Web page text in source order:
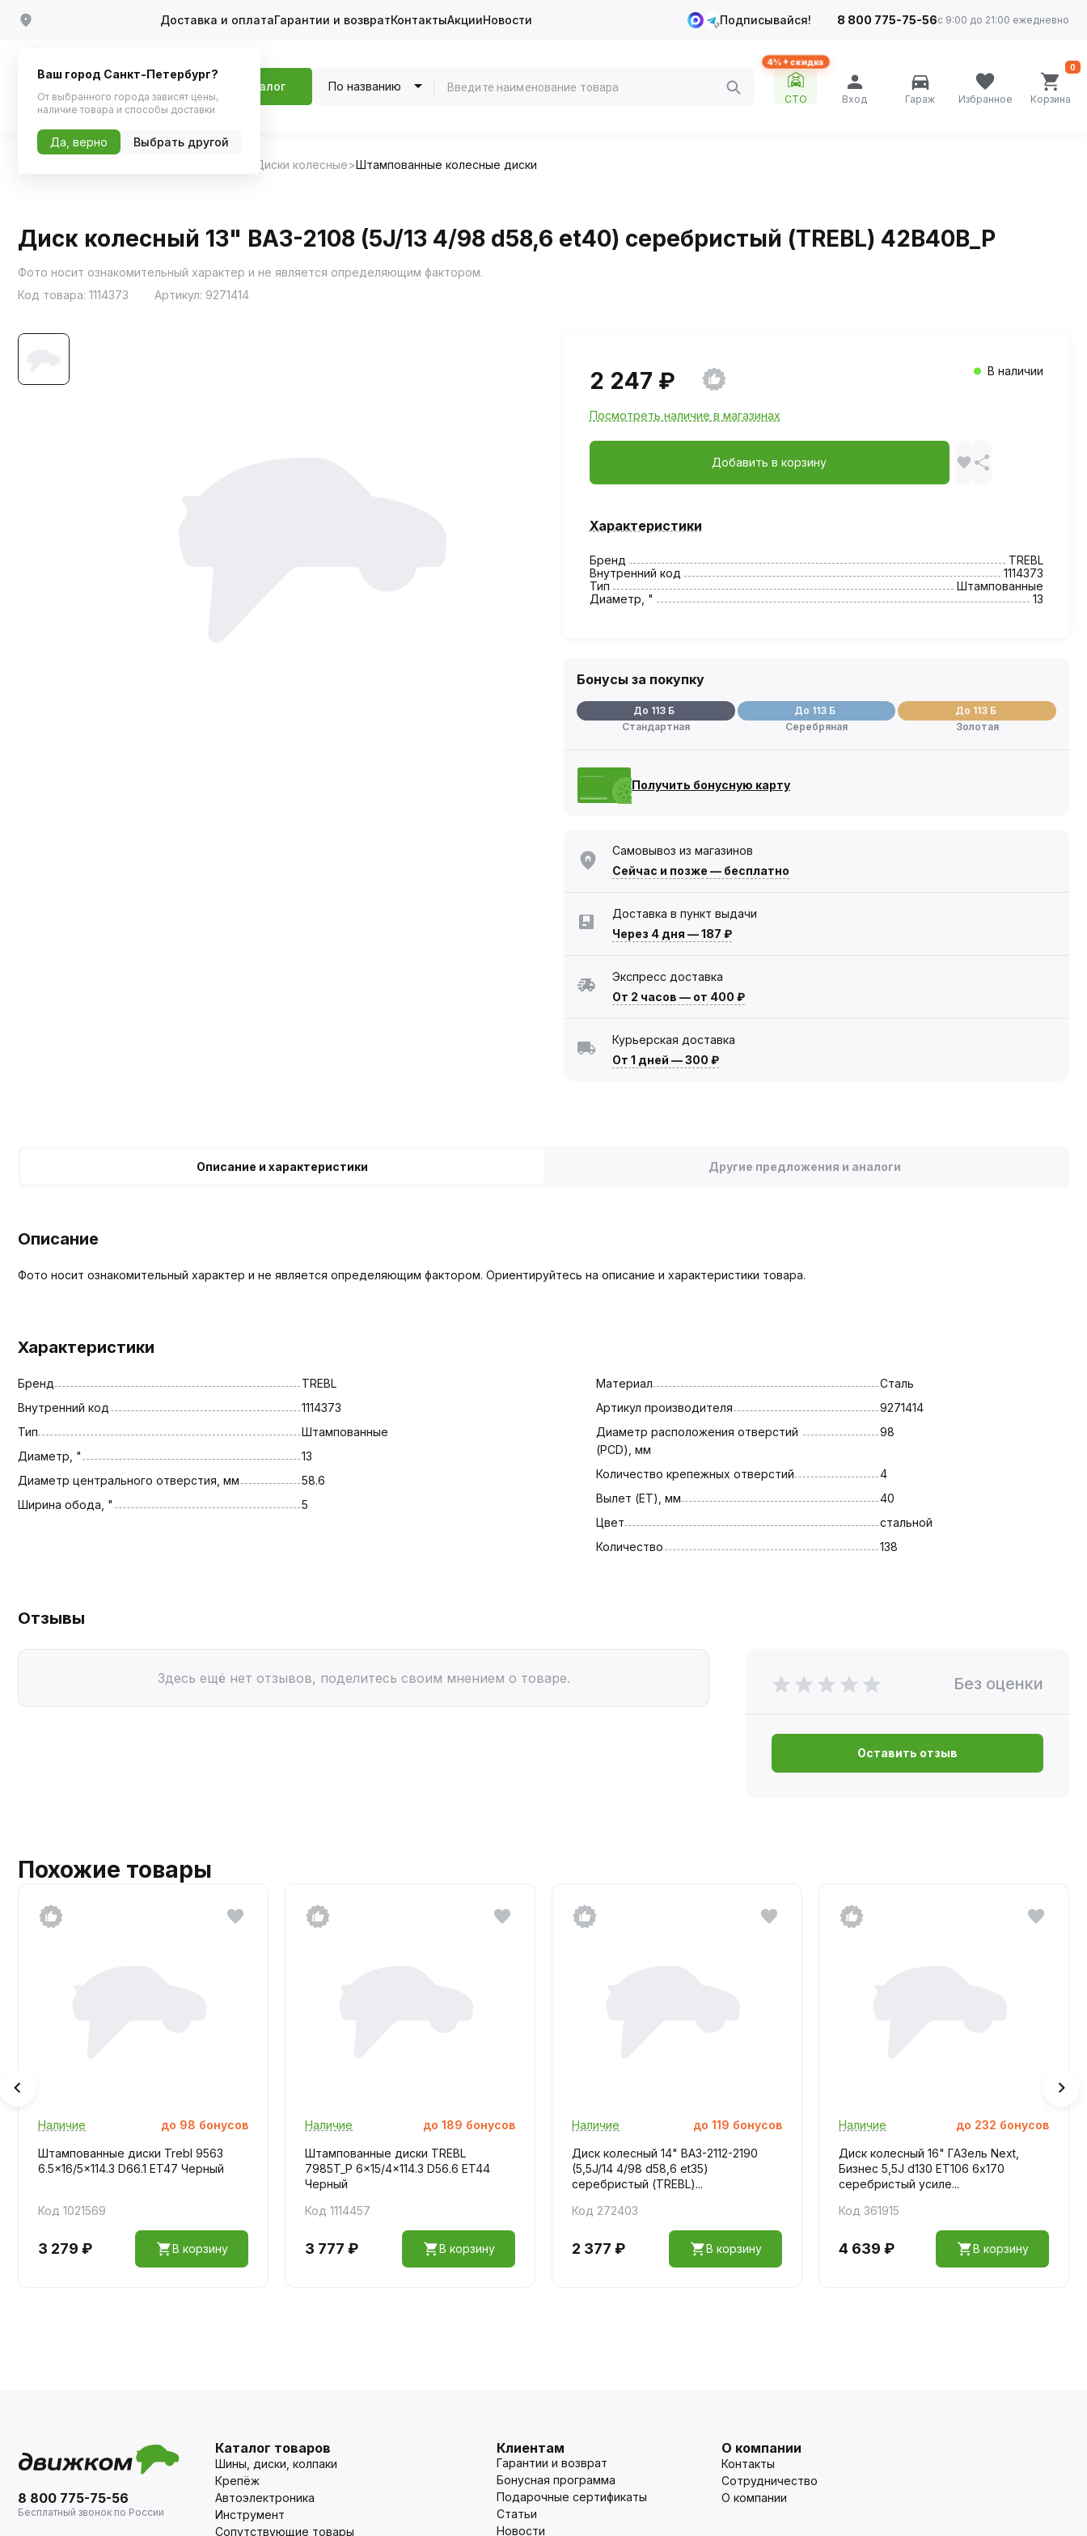
Доставка и оплатаГарантии и возвратКонтактыАкцииНовости Подписывайся! 8 800 775-75-56с 9:00 до 21:00 ежедневно
Каталог По названию
4%+ скидка
СТО Вход Гараж Избранное Корзина
0
Диски колесные Штампованные колесные диски
Диск колесный 13" ВАЗ-2108 (5J/13 4/98 d58,6 et40) серебристый (TREBL) 42B40B_P
Фото носит ознакомительный характер и не является определяющим фактором.
Код товара: 1114373 Артикул: 9271414
2 247 ₽ В наличии
Посмотреть наличие в магазинах
Добавить в корзину
Характеристики
Бренд
TREBL
Внутренний код
1114373
Тип
Штампованные
Диаметр, "
13
Бонусы за покупку
До 113 Б
Стандартная
До 113 Б
Серебряная
До 113 Б
Золотая
Получить бонусную карту
Самовывоз из магазинов
Сейчас и позже — бесплатно
Доставка в пункт выдачи
Через 4 дня —187 ₽
Экспресс доставка
От 2 часов — от 400 ₽
Курьерская доставка
От 1 дней —300 ₽
Описание и характеристики Другие предложения и аналоги
Описание
Фото носит ознакомительный характер и не является определяющим фактором. Ориентируйтесь на описание и характеристики товара.
Характеристики
Бренд
TREBL
Внутренний код
1114373
Тип
Штампованные
Диаметр, "
13
Диаметр центрального отверстия, мм
58.6
Ширина обода, "
5
Материал
Сталь
Артикул производителя
9271414
Диаметр расположения отверстий
(PCD), мм
98
Количество крепежных отверстий
4
Вылет (ET), мм
40
Цвет
стальной
Количество
138
Отзывы
Здесь ещё нет отзывов, поделитесь своим мнением о товаре. Без оценки
Оставить отзыв
Похожие товары
Наличие до 98 бонусов
Штампованные диски Trebl 9563
6.5x16/5x114.3 D66.1 ET47 Черный
Код 1021569
3 279 ₽ В корзину
Наличие до 189 бонусов
Штампованные диски TREBL
7985T_P 6x15/4x114.3 D56.6 ET44
Черный
Код 1114457
3 777 ₽ В корзину
Наличие до 119 бонусов
Диск колесный 14" ВАЗ-2112-2190
(5,5J/14 4/98 d58,6 et35)
серебристый (TREBL)...
Код 272403
2 377 ₽ В корзину
Наличие до 232 бонусов
Диск колесный 16" ГАЗель Next,
Бизнес 5,5J d130 ET106 6х170
серебристый усиле...
Код 361915
4 639 ₽ В корзину
8 800 775-75-56
Бесплатный звонок по России
Каталог товаров
Шины, диски, колпаки
Крепёж
Автоэлектроника
Инструмент
Сопутствующие товары
Клиентам
Гарантии и возврат
Бонусная программа
Подарочные сертификаты
Статьи
Новости
О компании
Контакты
Сотрудничество
О компании
Ваш город Санкт-Петербург?
От выбранного города зависят цены,
наличие товара и способы доставки
Да, верно Выбрать другой